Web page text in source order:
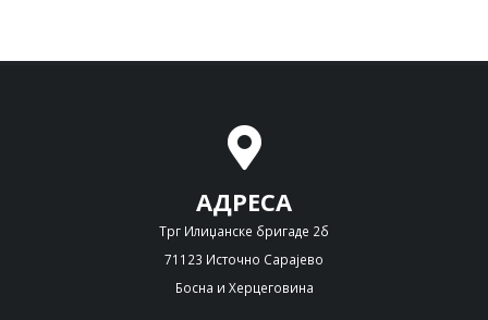
АДРЕСА
Трг Илиџанске бригаде 2б
71123 Источно Сарајево
Босна и Херцеговина